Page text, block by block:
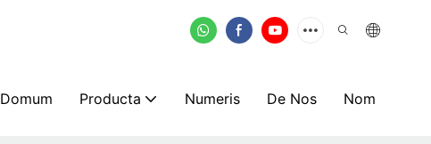
Domum Producta Numeris De Nos Nom